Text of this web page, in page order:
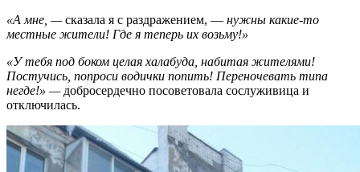
«А мне, —сказала я с раздражением, — нужны какие-то
местные жители! Где я теперь их возьму!»
«У тебя под боком целая халабуда, набитая жителями!
Постучись, попроси водички попить! Переночевать типа
негде!» —добросердечно посоветовала сослуживица и
отключилась.